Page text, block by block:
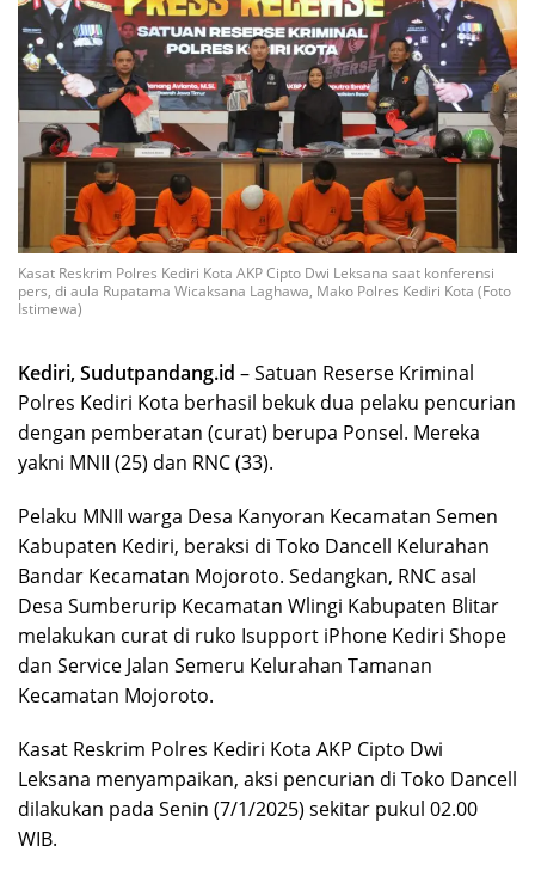
Kasat Reskrim Polres Kediri Kota AKP Cipto Dwi Leksana saat konferensi
pers, di aula Rupatama Wicaksana Laghawa, Mako Polres Kediri Kota (Foto
Istimewa)
Kediri, Sudutpandang.id – Satuan Reserse Kriminal
Polres Kediri Kota berhasil bekuk dua pelaku pencurian
dengan pemberatan (curat) berupa Ponsel. Mereka
yakni MNII (25) dan RNC (33).
Pelaku MNII warga Desa Kanyoran Kecamatan Semen
Kabupaten Kediri, beraksi di Toko Dancell Kelurahan
Bandar Kecamatan Mojoroto. Sedangkan, RNC asal
Desa Sumberurip Kecamatan Wlingi Kabupaten Blitar
melakukan curat di ruko Isupport iPhone Kediri Shope
dan Service Jalan Semeru Kelurahan Tamanan
Kecamatan Mojoroto.
Kasat Reskrim Polres Kediri Kota AKP Cipto Dwi
Leksana menyampaikan, aksi pencurian di Toko Dancell
dilakukan pada Senin (7/1/2025) sekitar pukul 02.00
WIB.